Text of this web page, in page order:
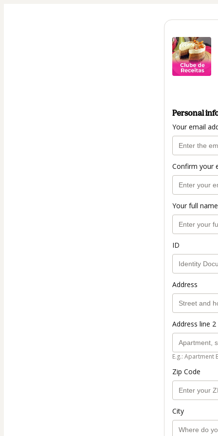
Personal
Your email
Confirm your
Your full name
ID
Address
Address line
E.g.: Apartment
Zip Code
City